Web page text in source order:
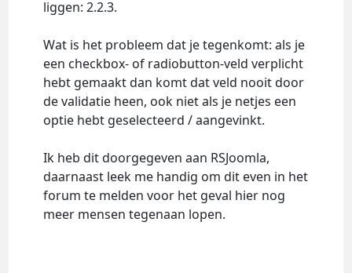
liggen: 2.2.3.
Wat is het probleem dat je tegenkomt: als je
een checkbox- of radiobutton-veld verplicht
hebt gemaakt dan komt dat veld nooit door
de validatie heen, ook niet als je netjes een
optie hebt geselecteerd / aangevinkt.
Ik heb dit doorgegeven aan RSJoomla,
daarnaast leek me handig om dit even in het
forum te melden voor het geval hier nog
meer mensen tegenaan lopen.